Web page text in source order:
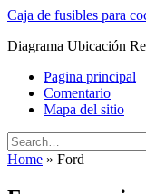
Skip
content
Caja de fusibles para
Diagrama Ubicación
Pagina principal
Comentario
Mapa del sitio
Search
for:
Home » Ford